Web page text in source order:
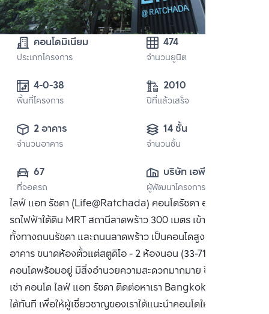
คอนโดมิเนียม
ประเภทโครงการ
474
จำนวนยูนิต
พื้นที่โครงการ
2010
ปีที่แล้วเสร็จ
2 อาคาร
จำนวนอาคาร
14 ชั้น
จำนวนชั้น
67
ที่จอดรถ
บริษัท เอพี (ไทย
แลนด์)
จำกัด(มหาชน)
ผู้พัฒนาโครงการ
ไลฟ์ แอท รัชดา (Life@Ratchada) คอนโดรัชดา อยู่ใกล้
รถไฟฟ้าใต้ดิน MRT สถานีลาดพร้าว 300 เมตร เข้าออกสะดวก
ทั้งทางถนนรัชดา และถนนลาดพร้าว เป็นคอนโดสูงแบ่งเป็น 2
อาคาร ขนาดห้องตั้วแต่สตูดิโอ - 2 ห้องนอน (33-71.5 ตร.ม.)
คอนโดพร้อมอยู่ มีสิ่งอำนวยความสะดวกมากมาย ซื้อ ขาย หรือ
เช่า คอนโด ไลฟ์ แอท รัชดา ติดต่อหาเรา Bangkok CitiSmart
ได้ทันที เพื่อให้ผู้เชี่ยวชาญของเราได้แนะนำคอนโดให้กับท่าน